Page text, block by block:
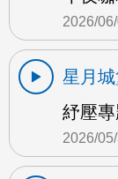
2026/
星月
紓壓
2026/